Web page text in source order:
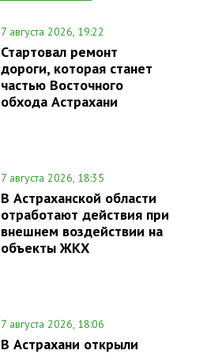
7 августа 2026, 19:22
Стартовал ремонт
дороги, которая станет
частью Восточного
обхода Астрахани
7 августа 2026, 18:35
В Астраханской области
отработают действия при
внешнем воздействии на
объекты ЖКХ
7 августа 2026, 18:06
В Астрахани открыли